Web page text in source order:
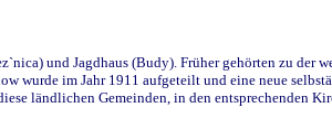
und Jagdhaus (Budy). Früher gehörten zu der
wurde im Jahr 1911 aufgeteilt und eine neue
ländlichen Gemeinden, in den entsprechenden